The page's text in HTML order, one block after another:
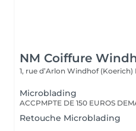
NM Coiffure
1, rue d’Arlon Windhof (Koerich)
Microblading
Retouche Microblading